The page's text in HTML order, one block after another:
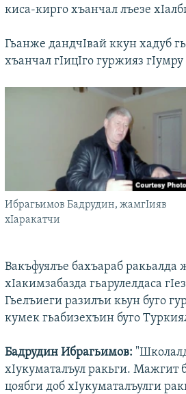
киса-кирго хъанчал лъезе
Гьанже дандчIвай ккун хадуб
хъанчал гIицIго гуржияз гIумру
Ибрагьимов Бадрудин, жамгIияв
хIаракатчи
Вакъфуялъе бахъараб
хIакимзабазда гьарулелдаса
Гьелъиеги разилъи кьун буго
кумек гьабизехъин буго
Бадрудин Ибрагьимов:
хIукуматалъул ракьги. Мажгит
цоябги доб хIукуматалъулги